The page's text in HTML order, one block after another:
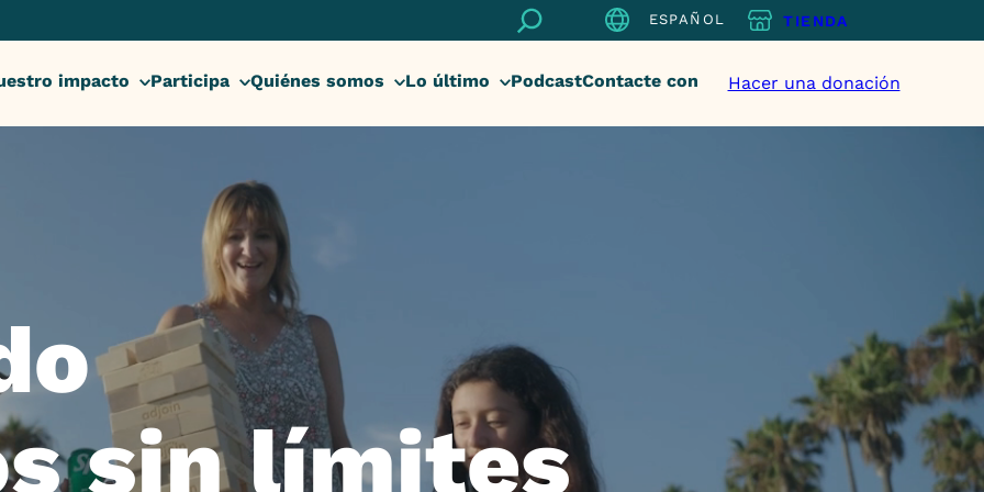
Buscar
ESPAÑOL TIENDA
impacto Participa Quiénes somos Lo último PodcastContacte con Hacer una donación
sin límites